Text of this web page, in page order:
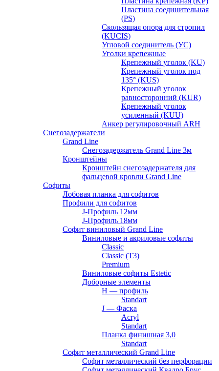
Пластина соединительная
(PS)
Скользящая опора для стропил
(KUCIS)
Угловой соединитель (УС)
Уголки крепежныe
Крепежный уголок (KU)
Крепежный уголок под
135° (KUS)
Крепежный уголок
равносторонний (KUR)
Крепежный уголок
усиленный (KUU)
Анкер регулировочный ARH
Снегозадержатели
Grand Line
Снегозадержатель Grand Line 3м
Кронштейны
Кронштейн снегозадержателя для
фальцевой кровли Grand Line
Софиты
Лобовая планка для софитов
Профили для софитов
J-Профиль 12мм
J-Профиль 18мм
Софит виниловый Grand Line
Виниловые и акриловые софиты
Classic
Classic (T3)
Premium
Виниловые софиты Estetic
Доборные элементы
H — профиль
Standart
J — Фаска
Acryl
Standart
Планка финишная 3,0
Standart
Софит металлический Grand Line
Софит металлический без перфорации